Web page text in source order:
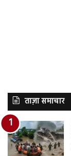
ताज़ा समाचार